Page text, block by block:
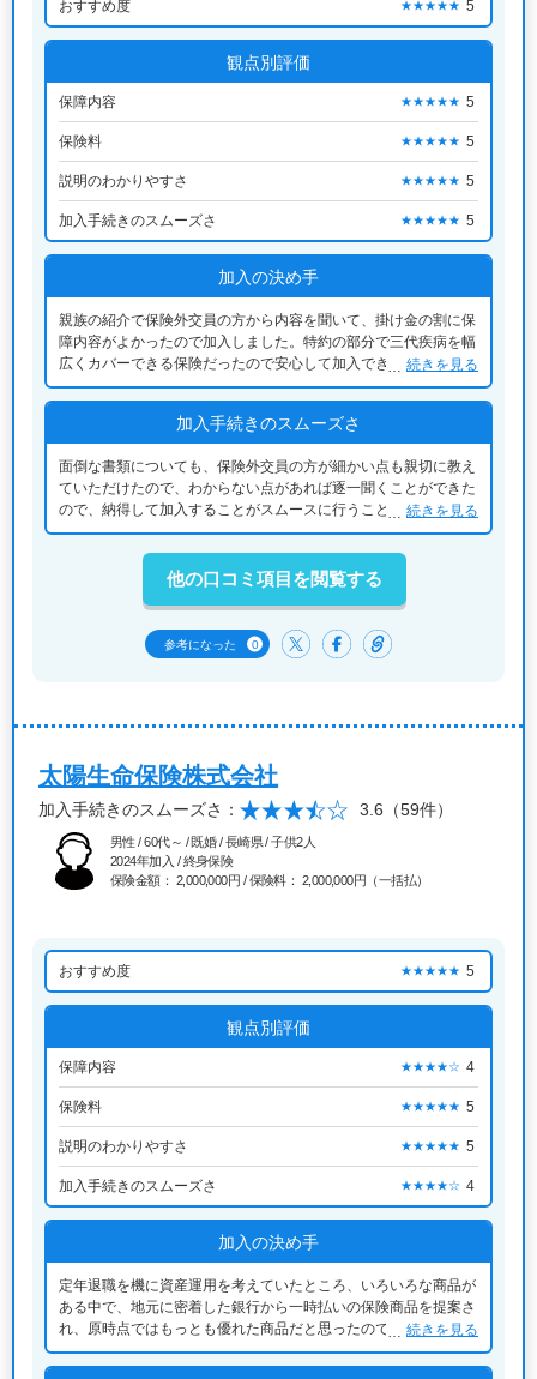
おすすめ度 ★★★★★ 5
観点別評価
保障内容 ★★★★★ 5
保険料 ★★★★★ 5
説明のわかりやすさ ★★★★★ 5
加入手続きのスムーズさ ★★★★★ 5
加入の決め手
親族の紹介で保険外交員の方から内容を聞いて、掛け金の割に保
障内容がよかったので加入しました。特約の部分で三代疾病を幅
広くカバーできる保険だったので安心して加入できると思いまし
て、かつ、現在も不満なく継続中な次第です。
続きを見る
加入手続きのスムーズさ
面倒な書類についても、保険外交員の方が細かい点も親切に教え
ていただけたので、わからない点があれば逐一聞くことができた
ので、納得して加入することがスムースに行うことができ家族を
含めて、納得の内容でした。
続きを見る
参考になった 0
他の口コミ項目を閲覧する
太陽生命保険株式会社
加入手続きのスムーズさ： 3.6 （59件）
男性 / 60代～ / 既婚 / 長崎県 / 子供2人
2024年加入 / 終身保険
保険金額： 2,000,000円 / 保険料： 2,000,000円（一括払）
おすすめ度 ★★★★★ 5
観点別評価
保障内容 ★★★★☆ 4
保険料 ★★★★★ 5
説明のわかりやすさ ★★★★★ 5
加入手続きのスムーズさ ★★★★☆ 4
加入の決め手
定年退職を機に資産運用を考えていたところ、いろいろな商品が
ある中で、地元に密着した銀行から一時払いの保険商品を提案さ
れ、原時点ではもっとも優れた商品だと思ったので契約しまし
た。これまで証券会社で債権等による運用も行ってきたが、満期
を迎えたので、その資金も活用しました。
続きを見る